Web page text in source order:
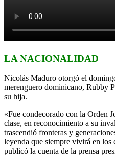
LA NACIONALIDAD
Nicolás Maduro otorgó el
merenguero dominicano, Rubby
su hija.
«Fue condecorado con la Orden
clase, en reconocimiento a su
trascendió fronteras y
leyenda que siempre vivirá en los
publicó la cuenta de la prensa